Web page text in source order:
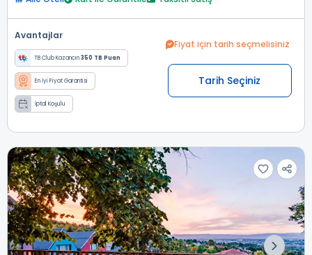
Avantajlar
TB Club Kazancın350 TB Puan
En İyi Fiyat Garantisi
İptal Koşulu
Fiyat için tarih seçmelisiniz
Tarih Seçiniz